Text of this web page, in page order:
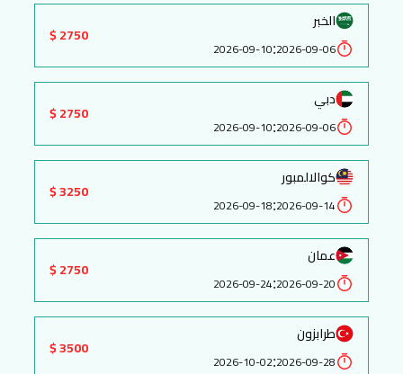
الخبر
2026-09-06
:
2026-09-10
2750 $
دبي
2026-09-06
:
2026-09-10
2750 $
كوالالمبور
2026-09-14
:
2026-09-18
3250 $
عمان
2026-09-20
:
2026-09-24
2750 $
طرابزون
2026-09-28
:
2026-10-02
3500 $